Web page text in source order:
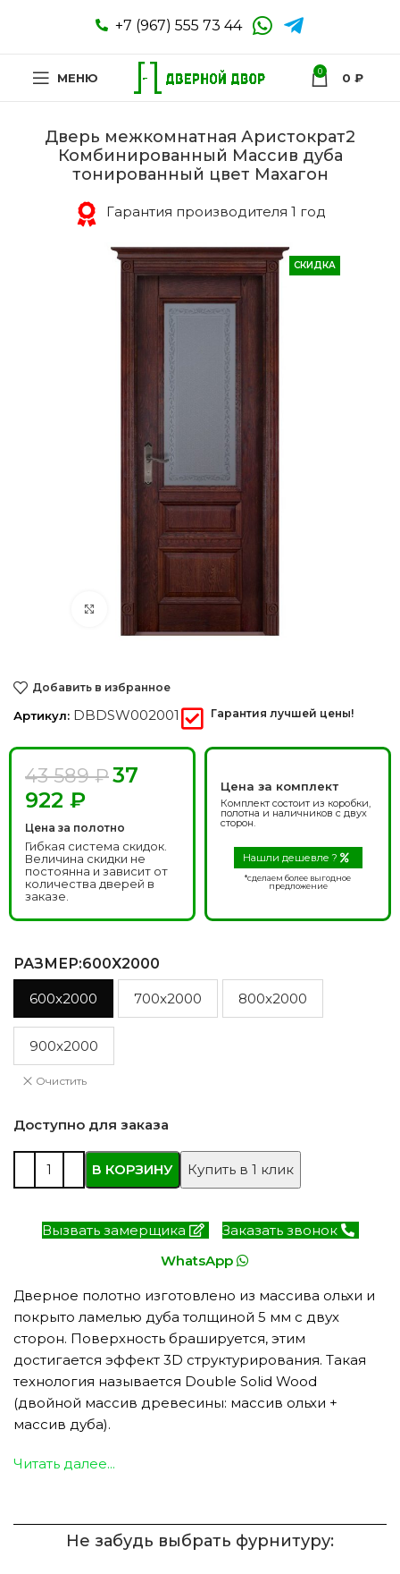
+7 (967) 555 73 44
МЕНЮ 0 0 ₽
Дверь межкомнатная Аристократ2
Комбинированный Массив дуба
тонированный цвет Махагон
Гарантия производителя 1 год
СКИДКА
Нажмите, чтобы увеличить
Добавить в избранное
Артикул: DBDSW002001 Гарантия лучшей цены!
43 589₽37
922 ₽
Цена за полотно
Гибкая система скидок.
Величина скидки не
постоянна и зависит от
количества дверей в
заказе.
Цена за комплект
Комплект состоит из коробки,
полотна и наличников с двух
сторон.
Нашли дешевле ?
*сделаем более выгодное
предложение
РАЗМЕР:600X2000
600x2000 700x2000 800x2000
900x2000
Очистить
Доступно для заказа
В КОРЗИНУ Купить в 1 клик
Вызвать замерщика
Заказать звонок
WhatsApp
Дверное полотно изготовлено из массива ольхи и
покрыто ламелью дуба толщиной 5 мм с двух
сторон. Поверхность брашируется, этим
достигается эффект 3D структурирования. Такая
технология называется Double Solid Wood
(двойной массив древесины: массив ольхи +
массив дуба).
Читать далее...
Не забудь выбрать фурнитуру: